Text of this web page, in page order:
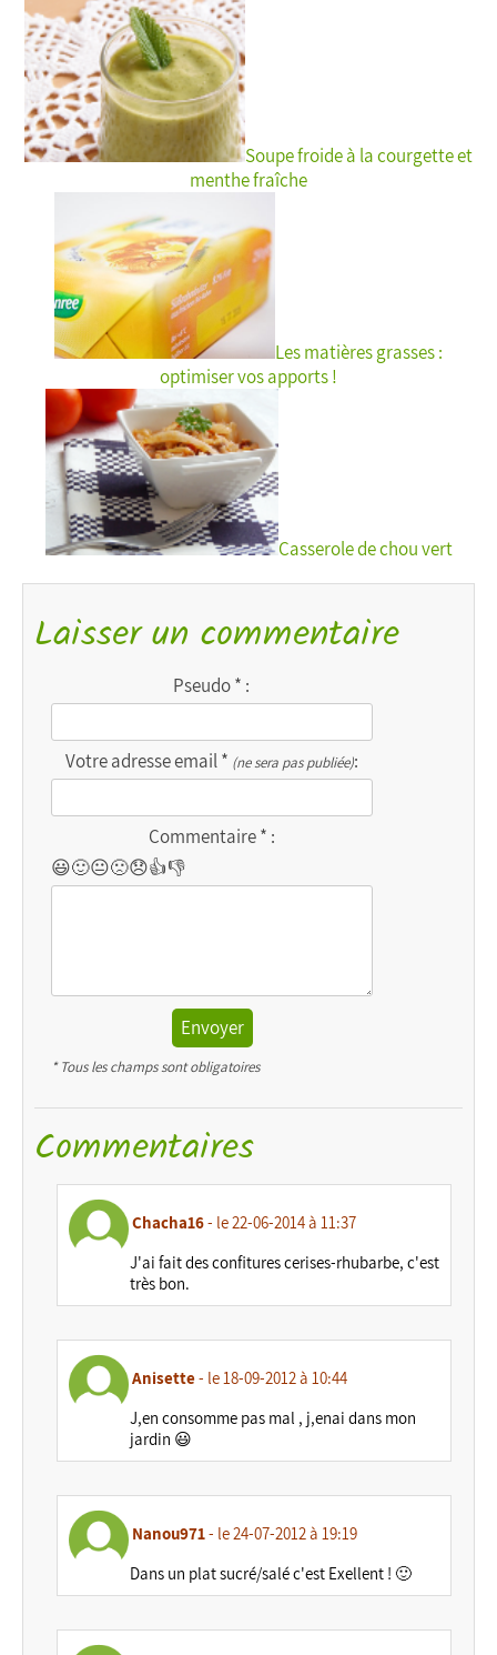
Soupe froide à la courgette et
menthe fraîche
Les matières grasses :
optimiser vos apports !
Casserole de chou vert
Laisser un commentaire
Pseudo * :
Votre adresse email * (ne sera pas publiée):
Commentaire * :
😃🙂😐🙁😞👍👎
Envoyer
* Tous les champs sont obligatoires
Commentaires
Chacha16- le 22-06-2014 à 11:37
J'ai fait des confitures cerises-rhubarbe, c'est
très bon.
Anisette- le 18-09-2012 à 10:44
J,en consomme pas mal , j,enai dans mon
jardin 😃
Nanou971- le 24-07-2012 à 19:19
Dans un plat sucré/salé c'est Exellent ! 🙂